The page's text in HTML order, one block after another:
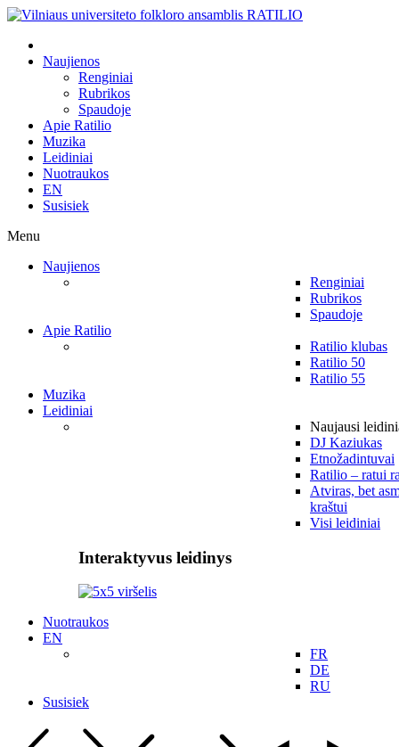
Naujienos
Renginiai
Rubrikos
Spaudoje
Apie Ratilio
Muzika
Leidiniai
Nuotraukos
EN
Susisiek
Menu
Naujienos
Renginiai
Rubrikos
Spaudoje
Apie Ratilio
Ratilio klubas
Ratilio 50
Ratilio 55
Muzika
Leidiniai
Naujausi
DJ Kaziukas
Etnožadintuvai
Ratilio – ratui
Atviras, bet
kraštui
Visi leidiniai
Interaktyvus leidinys
Nuotraukos
EN
FR
DE
RU
Susisiek